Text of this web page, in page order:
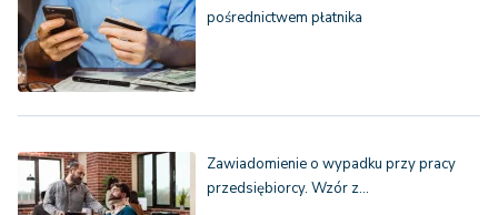
pośrednictwem płatnika
Zawiadomienie o wypadku przy pracy
przedsiębiorcy. Wzór z…